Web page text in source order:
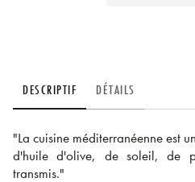
DESCRIPTIF DÉTAILS
"La cuisine méditerranéenne est
d'huile d'olive, de soleil, de
transmis."